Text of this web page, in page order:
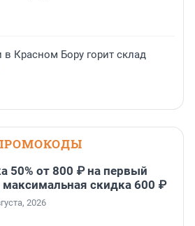
в Красном Бору горит склад
50% от 800 ₽ на первый
максимальная скидка 600 ₽
2026